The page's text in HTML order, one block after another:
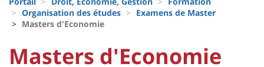
liste
des
composantes
d'Ariane
Organisation des études
Examens de Master
Masters d'Economie
University
University
Masters d'Economie